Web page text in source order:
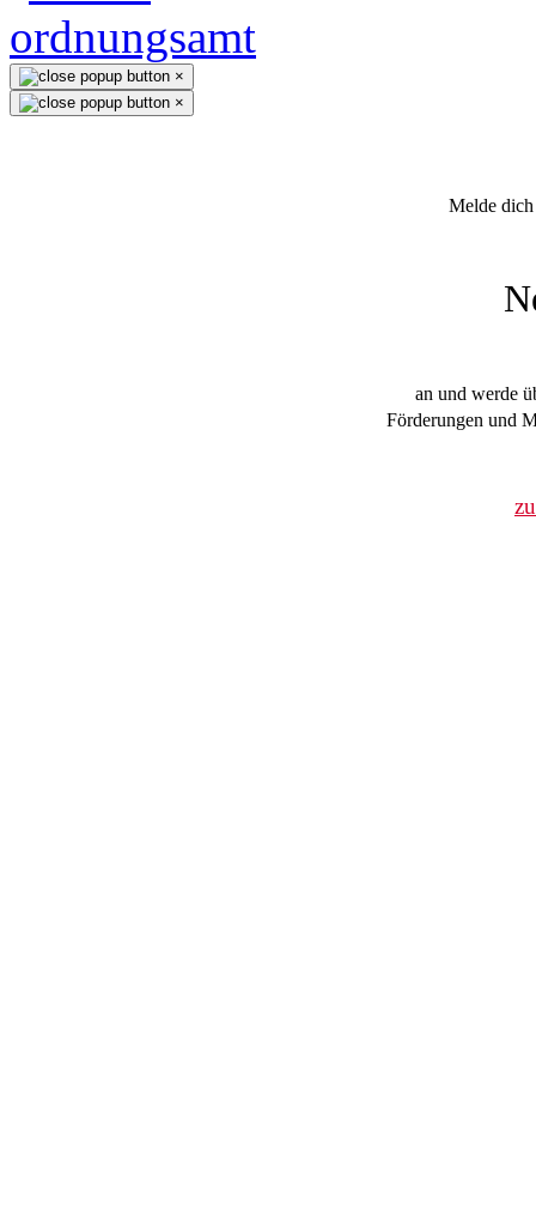
×
×
Melde
an und werde
Förderungen und